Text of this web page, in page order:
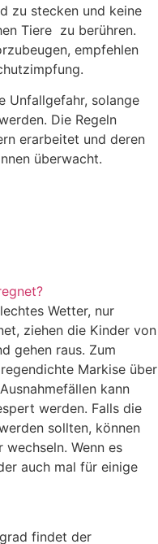
zu stecken und keine
Tiere zu berühren.
empfehlen
Unfallgefahr, solange
Die Regeln
erarbeitet und deren
überwacht.
Wetter, nur
ziehen die Kinder von
gehen raus. Zum
Markise über
kann
werden. Falls die
sollten, können
Wenn es
auch mal für einige
findet der